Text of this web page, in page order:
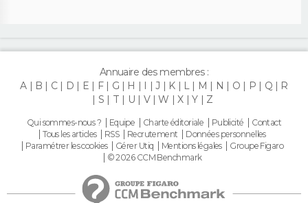
Annuaire des membres :
A
B C D E F G H I J K L M N O P Q
R
S
T U V W X Y Z
Qui sommes-nous ? Equipe Charte éditoriale Publicité
Contact
Tous les articles
RSS Recrutement
Données personnelles
Paramétrer les cookies
Gérer Utiq Mentions légales
Groupe Figaro
© 2026 CCM Benchmark